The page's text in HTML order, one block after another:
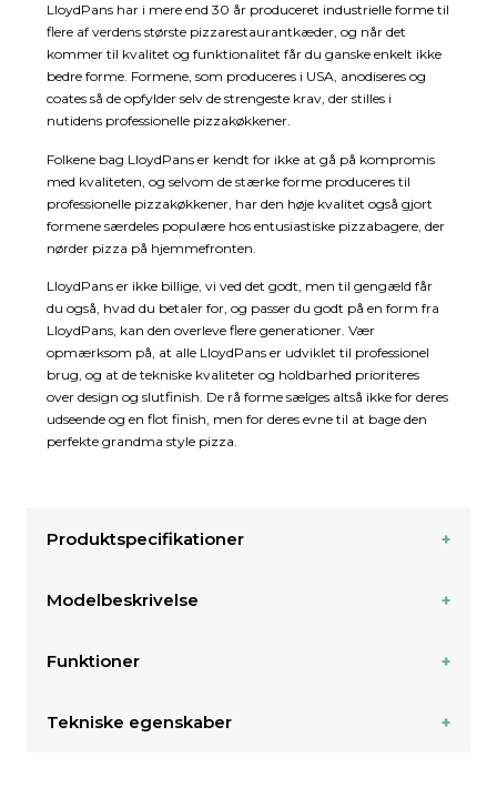
LloydPans har i mere end 30 år produceret industrielle forme til
flere af verdens største pizzarestaurantkæder, og når det
kommer til kvalitet og funktionalitet får du ganske enkelt ikke
bedre forme. Formene, som produceres i USA, anodiseres og
coates så de opfylder selv de strengeste krav, der stilles i
nutidens professionelle pizzakøkkener.
Folkene bag LloydPans er kendt for ikke at gå på kompromis
med kvaliteten, og selvom de stærke forme produceres til
professionelle pizzakøkkener, har den høje kvalitet også gjort
formene særdeles populære hos entusiastiske pizzabagere, der
nørder pizza på hjemmefronten.
LloydPans er ikke billige, vi ved det godt, men til gengæld får
du også, hvad du betaler for, og passer du godt på en form fra
LloydPans, kan den overleve flere generationer. Vær
opmærksom på, at alle LloydPans er udviklet til professionel
brug, og at de tekniske kvaliteter og holdbarhed prioriteres
over design og slutfinish. De rå forme sælges altså ikke for deres
udseende og en flot finish, men for deres evne til at bage den
perfekte grandma style pizza.
Produktspecifikationer
Modelbeskrivelse
Funktioner
Tekniske egenskaber